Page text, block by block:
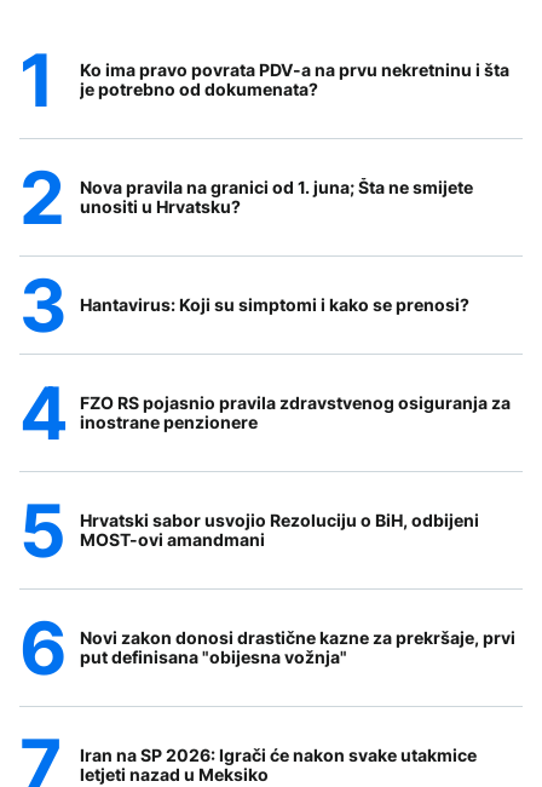
Ko ima pravo povrata PDV-a na prvu nekretninu i šta
je potrebno od dokumenata?
Nova pravila na granici od 1. juna; Šta ne smijete
unositi u Hrvatsku?
Hantavirus: Koji su simptomi i kako se prenosi?
FZO RS pojasnio pravila zdravstvenog osiguranja za
inostrane penzionere
Hrvatski sabor usvojio Rezoluciju o BiH, odbijeni
MOST-ovi amandmani
Novi zakon donosi drastične kazne za prekršaje, prvi
put definisana "obijesna vožnja"
Iran na SP 2026: Igrači će nakon svake utakmice
letjeti nazad u Meksiko